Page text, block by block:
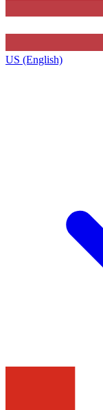
US (English)